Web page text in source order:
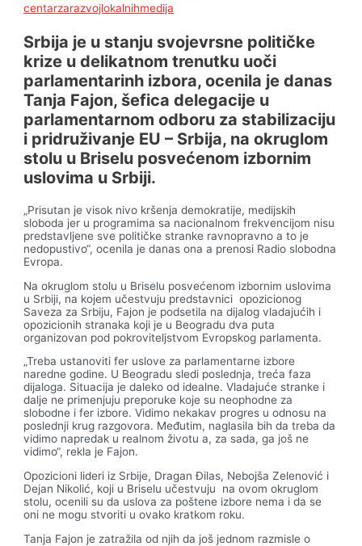
centarzarazvojlokalnihmedija
Srbija je u stanju svojevrsne političke
krize u delikatnom trenutku uoči
parlamentarinh izbora, ocenila je danas
Tanja Fajon, šefica delegacije u
parlamentarnom odboru za stabilizaciju
i pridruživanje EU – Srbija, na okruglom
stolu u Briselu posvećenom izbornim
uslovima u Srbiji.
„Prisutan je visok nivo kršenja demokratije, medijskih
sloboda jer u programima sa nacionalnom frekvencijom nisu
predstavljene sve političke stranke ravnopravno a to je
nedopustivo“, ocenila je danas ona a prenosi Radio slobodna
Evropa.
Na okruglom stolu u Briselu posvećenom izbornim uslovima
u Srbiji, na kojem učestvuju predstavnici opozicionog
Saveza za Srbiju, Fajon je podsetila na dijalog vladajućih i
opozicionih stranaka koji je u Beogradu dva puta
organizovan pod pokroviteljstvom Evropskog parlamenta.
„Treba ustanoviti fer uslove za parlamentarne izbore
naredne godine. U Beogradu sledi poslednja, treća faza
dijaloga. Situacija je daleko od idealne. Vladajuće stranke i
dalje ne primenjuju preporuke koje su neophodne za
slobodne i fer izbore. Vidimo nekakav progres u odnosu na
poslednji krug razgovora. Međutim, naglasila bih da treba da
vidimo napredak u realnom životu a, za sada, ga još ne
vidimo“, rekla je Fajon.
Opozicioni lideri iz Srbije, Dragan Đilas, Nebojša Zelenović i
Dejan Nikolić, koji u Briselu učestvuju na ovom okruglom
stolu, ocenili su da uslova za poštene izbore nema i da se
oni ne mogu stvoriti u ovako kratkom roku.
Tanja Fajon je zatražila od njih da još jednom razmisle o